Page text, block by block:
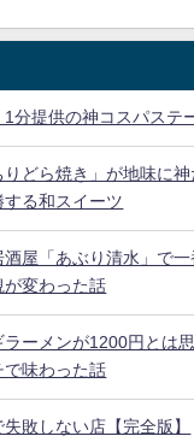
分提供の神コスパステ
りどら焼き」が地味に
る和スイーツ
酒屋「あぶり清水」で一
が変わった話
ラーメンが1200円とは
で味わった話
失敗しない店【完全版】